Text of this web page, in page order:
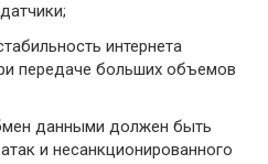
интернета
передаче больших объемов
данными должен быть
и несанкционированного